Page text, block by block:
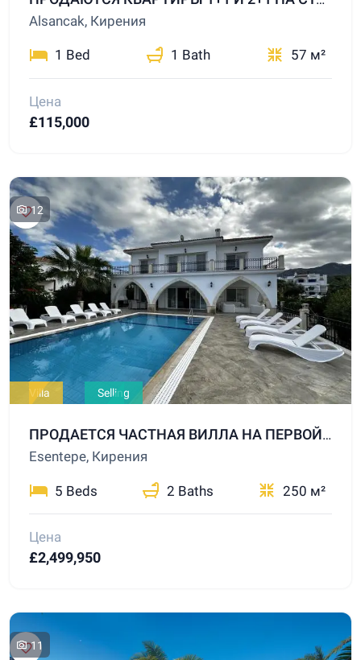
Alsancak, Кирения
1 Bed 1 Bath 57 м²
Цена
£115,000
12
Villa Selling
ПРОДАЕТСЯ ЧАСТНАЯ ВИЛЛА НА ПЕРВОЙ БЕРЕГОВОЙ ЛИНИИ В ЕСЕНТЕПЕ
Esentepe, Кирения
5 Beds 2 Baths 250 м²
Цена
£2,499,950
11